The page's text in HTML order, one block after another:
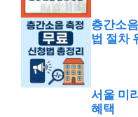
층간소
법 절차
서울 미
혜택